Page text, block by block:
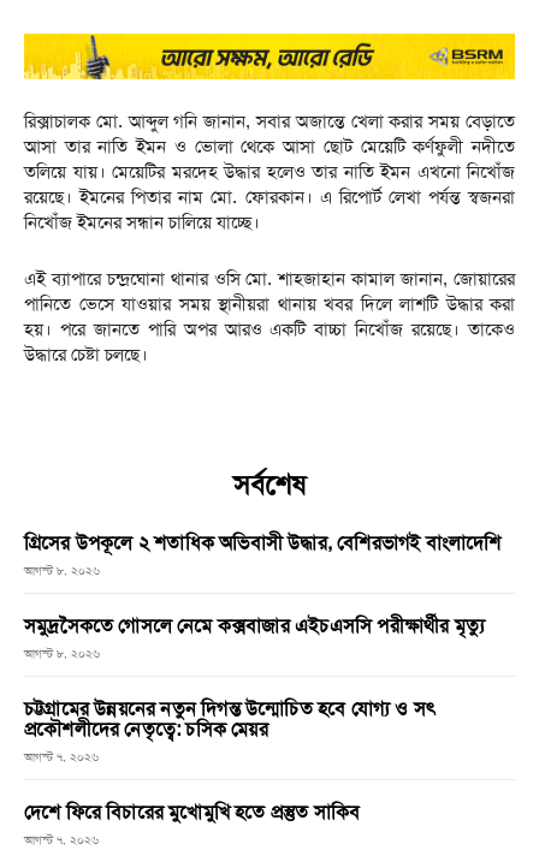
রিক্সাচালক মো. আব্দুল গনি জানান, সবার অজান্তে খেলা করার সময় বেড়াতে
আসা তার নাতি ইমন ও ভোলা থেকে আসা ছোট মেয়েটি কর্ণফুলী নদীতে
তলিয়ে যায়। মেয়েটির মরদেহ উদ্ধার হলেও তার নাতি ইমন এখনো নিখোঁজ
রয়েছে। ইমনের পিতার নাম মো. ফোরকান। এ রিপোর্ট লেখা পর্যন্ত স্বজনরা
নিখোঁজ ইমনের সন্ধান চালিয়ে যাচ্ছে।
এই ব্যাপারে চন্দ্রঘোনা থানার ওসি মো. শাহজাহান কামাল জানান, জোয়ারের
পানিতে ভেসে যাওয়ার সময় স্থানীয়রা থানায় খবর দিলে লাশটি উদ্ধার করা
হয়। পরে জানতে পারি অপর আরও একটি বাচ্চা নিখোঁজ রয়েছে। তাকেও
উদ্ধারে চেষ্টা চলছে।
সর্বশেষ
গ্রিসের উপকূলে ২ শতাধিক অভিবাসী উদ্ধার, বেশিরভাগই বাংলাদেশি
আগস্ট ৮, ২০২৬
সমুদ্রসৈকতে গোসলে নেমে কক্সবাজার এইচএসসি পরীক্ষার্থীর মৃত্যু
আগস্ট ৮, ২০২৬
চট্টগ্রামের উন্নয়নের নতুন দিগন্ত উন্মোচিত হবে যোগ্য ও সৎ
প্রকৌশলীদের নেতৃত্বে: চসিক মেয়র
আগস্ট ৭, ২০২৬
দেশে ফিরে বিচারের মুখোমুখি হতে প্রস্তুত সাকিব
আগস্ট ৭, ২০২৬